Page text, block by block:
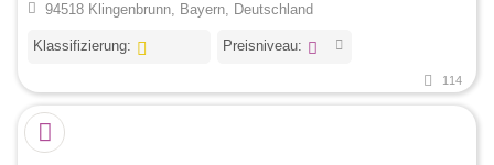
94518 Klingenbrunn, Bayern, Deutschland
Klassifizierung: Preisniveau:
114